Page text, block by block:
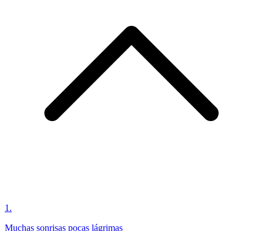
1 .
Muchas sonrisas pocas lágrimas